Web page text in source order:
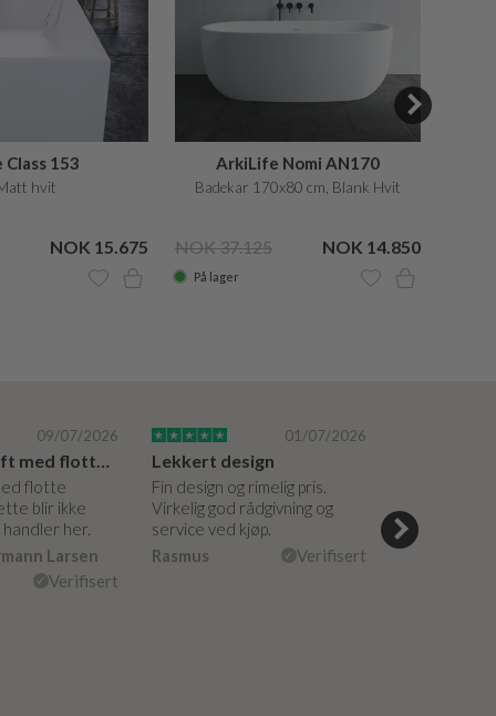
Class 153
hvit
NOK 15.675
ArkiLife Nomi AN170
Badekar 170x80 cm, Blank Hvit
NOK 37.125 NOK 14.850
På lager
09/07/2026
flotte
blir ikke
handler her.
Larsen
Verifisert
01/07/2026
Lekkert design
Fin design og rimelig pris.
Virkelig god rådgivning og
service ved kjøp.
Rasmus
Verifisert
hjelpsomme
veiledning på
måte.